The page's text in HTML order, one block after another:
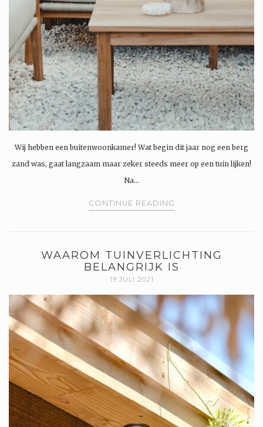
Wij hebben een buitenwoonkamer! Wat begin dit jaar nog een berg
zand was, gaat langzaam maar zeker steeds meer op een tuin lijken!
Na…
CONTINUE READING
WAAROM TUINVERLICHTING
BELANGRIJK IS
19 JULI 2021